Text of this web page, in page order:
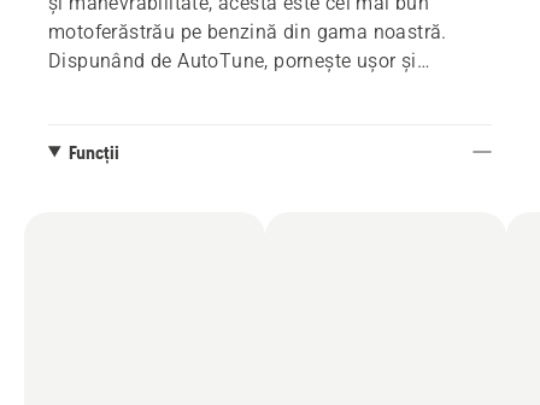
motoferăstrău pe benzină din gama noastră.
Dispunând de AutoTune, pornește ușor și
lanțurile X-Cut® oferă cea mai bună capacitate
Funcții